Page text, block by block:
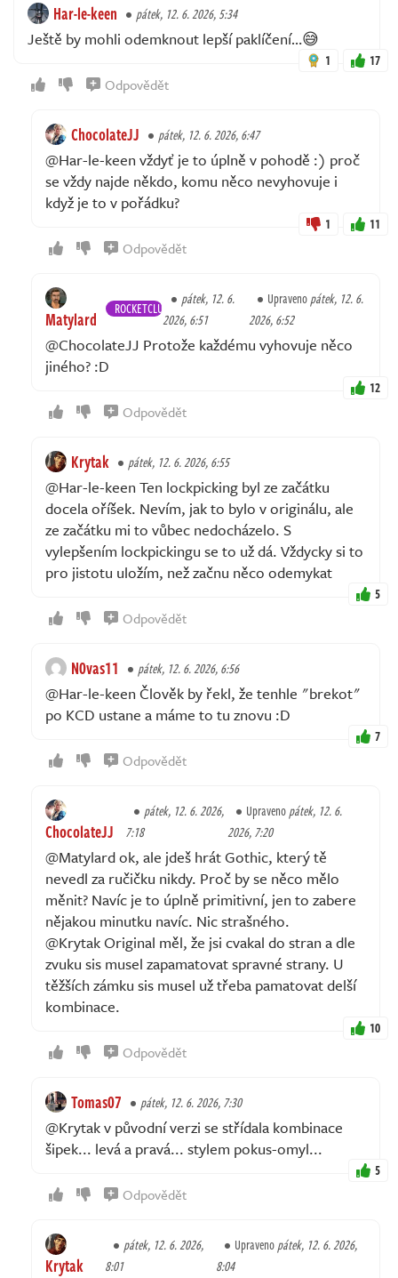
Har-le-keen pátek, 12. 6. 2026, 5:34
Ještě by mohli odemknout lepší paklíčení…😅
1 17
Odpovědět
ChocolateJJ pátek, 12. 6. 2026, 6:47
@Har-le-keen vždyť je to úplně v pohodě :) proč
se vždy najde někdo, komu něco nevyhovuje i
když je to v pořádku?
1 11
Odpovědět
Matylard ROCKETCLUB
pátek, 12. 6.
2026, 6:51
Upravenopátek, 12. 6.
2026, 6:52
@ChocolateJJ Protože každému vyhovuje něco
jiného? :D
12
Odpovědět
Krytak pátek, 12. 6. 2026, 6:55
@Har-le-keen Ten lockpicking byl ze začátku
docela oříšek. Nevím, jak to bylo v originálu, ale
ze začátku mi to vůbec nedocházelo. S
vylepšením lockpickingu se to už dá. Vždycky si to
pro jistotu uložím, než začnu něco odemykat
5
Odpovědět
N0vas11 pátek, 12. 6. 2026, 6:56
@Har-le-keen Člověk by řekl, že tenhle "brekot"
po KCD ustane a máme to tu znovu :D
7
Odpovědět
ChocolateJJ
pátek, 12. 6. 2026,
7:18
Upravenopátek, 12. 6.
2026, 7:20
@Matylard ok, ale jdeš hrát Gothic, který tě
nevedl za ručičku nikdy. Proč by se něco mělo
měnit? Navíc je to úplně primitivní, jen to zabere
nějakou minutku navíc. Nic strašného.
@Krytak Original měl, že jsi cvakal do stran a dle
zvuku sis musel zapamatovat spravné strany. U
těžších zámku sis musel už třeba pamatovat delší
kombinace.
10
Odpovědět
Tomas07 pátek, 12. 6. 2026, 7:30
@Krytak v původní verzi se střídala kombinace
šipek... levá a pravá... stylem pokus-omyl...
5
Odpovědět
Krytak
pátek, 12. 6. 2026,
8:01
Upravenopátek, 12. 6. 2026,
8:04